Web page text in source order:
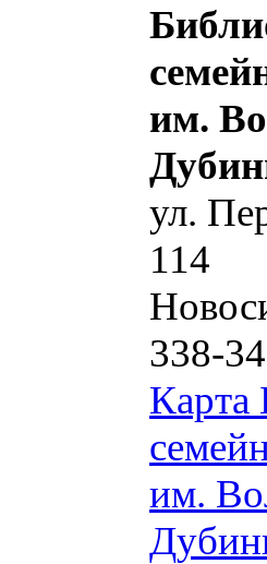
им.
ул.
114
338-
Карта
им.